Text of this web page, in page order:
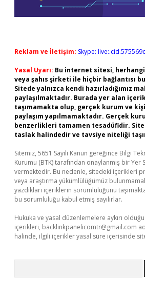
Reklam ve İletişim: Skype:
Yasal Uyarı: Bu internet sitesi,
veya şahıs şirketi ile hiçbir bağlantısı
Sitede yalnızca kendi hazırladığımız
paylaşılmaktadır. Burada yer alan
taşımamakta olup, gerçek kurum ve
paylaşım yapılmamaktadır. Gerçek
benzerlikleri tamamen tesadüfidir.
taslak halindedir ve tavsiye niteliği
Sitemiz, 5651 Sayılı Kanun gereğince Bilgi
Kurumu (BTK) tarafından onaylanmış bir Yer
vermektedir. Bu nedenle, sitedeki içerikleri
veya araştırma yükümlülüğümüz
yazdıkları içeriklerin sorumluluğunu
bu sorumluluğu kabul etmiş sayılırlar.
Hukuka ve yasal düzenlemelere aykırı
içerikleri, backlinkpanelicomtr@gmail.com
halinde, ilgili içerikler yasal süre içerisinde